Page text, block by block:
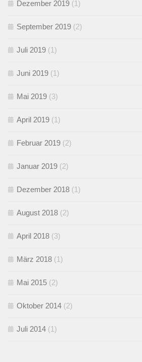
Dezember 2019 (1)
September 2019 (2)
Juli 2019 (1)
Juni 2019 (1)
Mai 2019 (3)
April 2019 (1)
Februar 2019 (2)
Januar 2019 (2)
Dezember 2018 (1)
August 2018 (2)
April 2018 (3)
März 2018 (1)
Mai 2015 (2)
Oktober 2014 (2)
Juli 2014 (1)